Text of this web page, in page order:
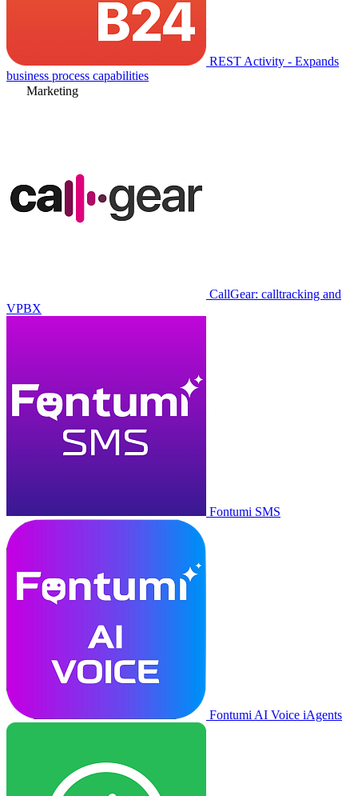
REST Activity - Expands
business process capabilities
Marketing
CallGear: calltracking and
VPBX
Fontumi SMS
Fontumi AI Voice iAgents